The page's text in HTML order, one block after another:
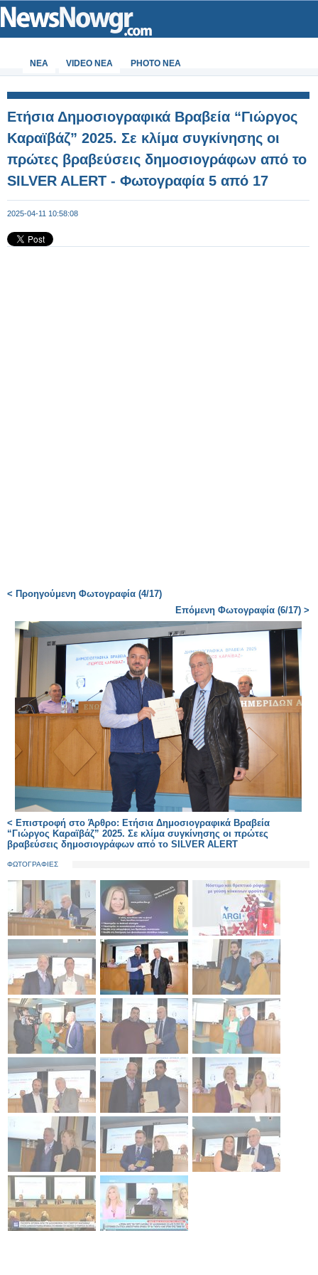
ΝΕΑ VIDEO NEA PHOTO NEA
Ετήσια Δημοσιογραφικά Βραβεία “Γιώργος
Καραϊβάζ” 2025. Σε κλίμα συγκίνησης οι
πρώτες βραβεύσεις δημοσιογράφων από το
SILVER ALERT - Φωτογραφία 5 από 17
2025-04-11 10:58:08
< Προηγούμενη Φωτογραφία (4/17)
Επόμενη Φωτογραφία (6/17) >
< Επιστροφή στο Άρθρο: Ετήσια Δημοσιογραφικά Βραβεία
“Γιώργος Καραϊβάζ” 2025. Σε κλίμα συγκίνησης οι πρώτες
βραβεύσεις δημοσιογράφων από το SILVER ALERT
ΦΩΤΟΓΡΑΦΙΕΣ